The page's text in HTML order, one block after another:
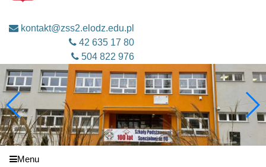
kontakt@zss2.elodz.edu.pl
42 635 17 80
504 822 976
Menu